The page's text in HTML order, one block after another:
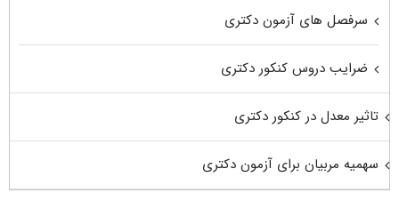
سرفصل های آزمون دکتری
ضرایب دروس کنکور دکتری
تاثیر معدل در کنکور دکتری
سهمیه مربیان برای آزمون دکتری